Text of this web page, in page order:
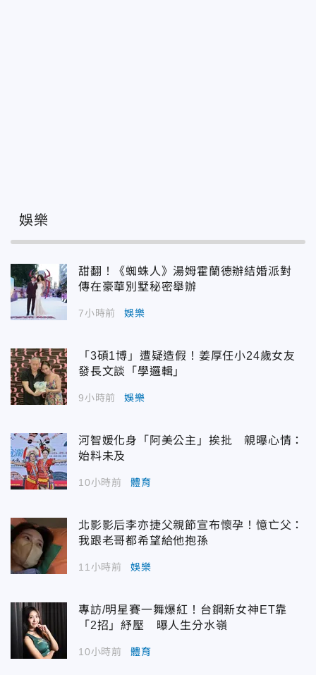
娛樂
甜翻！《蜘蛛人》湯姆霍蘭德辦結婚派對
傳在豪華別墅秘密舉辦
7小時前 娛樂
「3碩1博」遭疑造假！姜厚任小24歲女友
發長文談「學邏輯」
9小時前 娛樂
河智媛化身「阿美公主」挨批 親曝心情：
始料未及
10小時前 體育
北影影后李亦捷父親節宣布懷孕！憶亡父：
我跟老哥都希望給他抱孫
11小時前 娛樂
專訪/明星賽一舞爆紅！台鋼新女神ET靠
「2招」紓壓 曝人生分水嶺
10小時前 體育